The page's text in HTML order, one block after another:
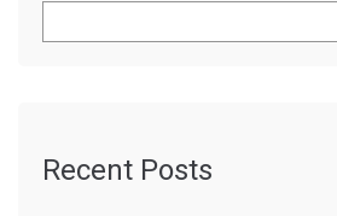
Recent Posts